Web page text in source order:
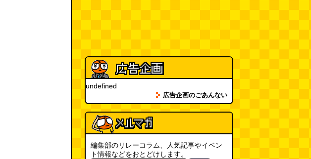
ヘアスタイルが3Dになっている
美容室の看板
16:00)
皿に乗った豚バラブロックの指輪
(べつやく れい) (08.05 16:00)
フエラムネをさらに笛っぽくした
らホイッスルになりました(爲房
新太朗) (08.05 11:00)
undefined
広告企画のごあんない
編集部のリレーコラム、人気記事やイベン
ト情報などをおとどけします。